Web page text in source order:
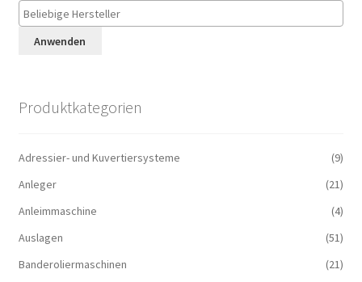
Anwenden
Produktkategorien
Adressier- und Kuvertiersysteme
(9)
Anleger
(21)
Anleimmaschine
(4)
Auslagen
(51)
Banderoliermaschinen
(21)